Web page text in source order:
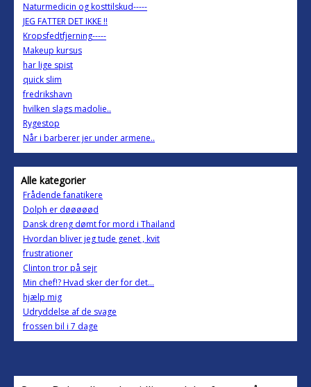
Naturmedicin og kosttilskud-----
JEG FATTER DET IKKE !!
Kropsfedtfjerning-----
Makeup kursus
har lige spist
quick slim
fredrikshavn
hvilken slags madolie..
Rygestop
Når i barberer jer under armene..
Alle kategorier
Frådende fanatikere
Dolph er døøøøød
Dansk dreng dømt for mord i Thailand
Hvordan bliver jeg tude genet , kvit
frustrationer
Clinton tror på sejr
Min chef!? Hvad sker der for det...
hjælp mig
Udryddelse af de svage
frossen bil i 7 dage